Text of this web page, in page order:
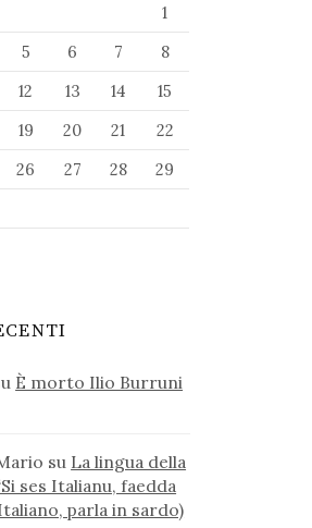
1
5 6 7
8
12 13 14
15
19 20 21
22
26 27 28
29
È morto Ilio Burruni
su La lingua della
ses Italianu, faedda
parla in sardo)